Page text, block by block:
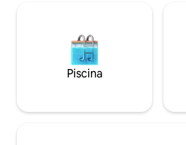
Piscina